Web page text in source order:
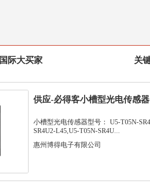
国际大买家 关
供应-必得客小槽型光电传感
SR...
小槽型光电传感器型号： U5-T05N-
SR4U2-L45,U5-T05N-SR4U...
惠州博得电子有限公司